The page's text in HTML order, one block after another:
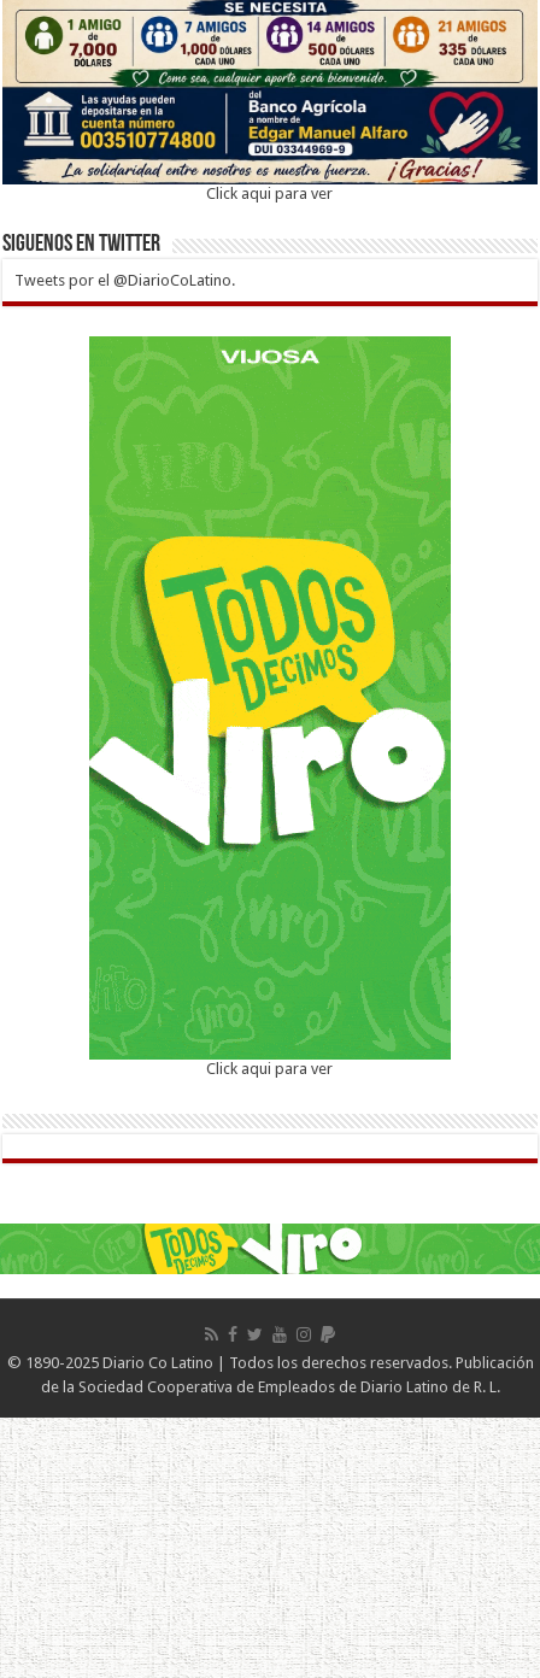
Click aqui para ver
Siguenos en twitter
Tweets por el @DiarioCoLatino.
Click aqui para ver
© 1890-2025 Diario Co Latino | Todos los derechos reservados. Publicación
de la Sociedad Cooperativa de Empleados de Diario Latino de R. L.